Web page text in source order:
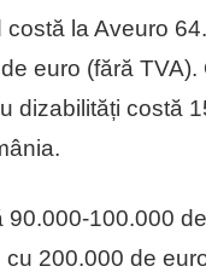
la Aveuro
euro (fără
dizabilități costă
100.000
200.000 de